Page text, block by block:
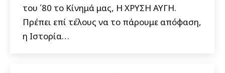
του ΄80 το Κίνημά μας, Η ΧΡΥΣΗ ΑΥΓΗ.
Πρέπει επί τέλους να το πάρουμε απόφαση,
η Ιστορία…